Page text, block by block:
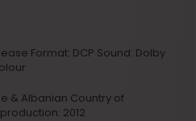
Format: DCP Sound: Dolby
& Albanian Country of
2012